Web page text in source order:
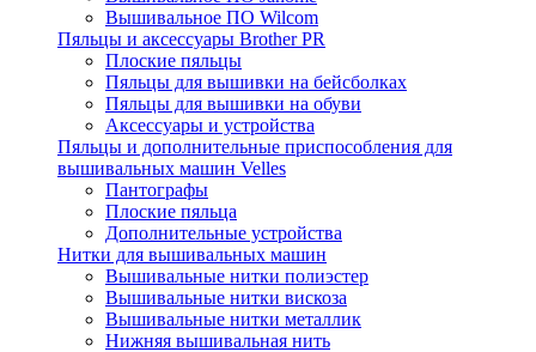
Вышивальное ПО Wilcom
Пяльцы и аксессуары Brother PR
Плоские пяльцы
Пяльцы для вышивки на бейсболках
Пяльцы для вышивки на обуви
Аксессуары и устройства
Пяльцы и дополнительные приспособления для
вышивальных машин Velles
Пантографы
Плоские пяльца
Дополнительные устройства
Нитки для вышивальных машин
Вышивальные нитки полиэстер
Вышивальные нитки вискоза
Вышивальные нитки металлик
Нижняя вышивальная нить